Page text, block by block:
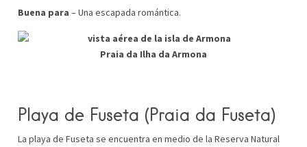
Buena para – Una escapada romántica.
Praia da Ilha da Armona
Playa de Fuseta (Praia da Fuseta)
La playa de Fuseta se encuentra en medio de la Reserva Natural